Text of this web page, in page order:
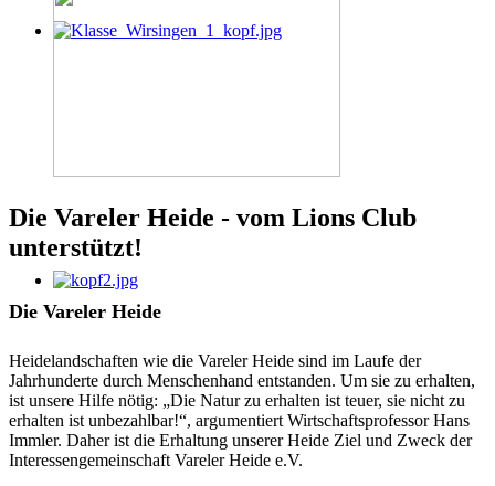
Die Vareler Heide - vom Lions Club
unterstützt!
Die Vareler Heide
Heidelandschaften wie die Vareler Heide sind im Laufe der
Jahrhunderte durch Menschenhand entstanden. Um sie zu erhalten,
ist unsere Hilfe nötig: „Die Natur zu erhalten ist teuer, sie nicht zu
erhalten ist unbezahlbar!“, argumentiert Wirtschaftsprofessor Hans
Immler. Daher ist die Erhaltung unserer Heide Ziel und Zweck der
Interessengemeinschaft Vareler Heide e.V.